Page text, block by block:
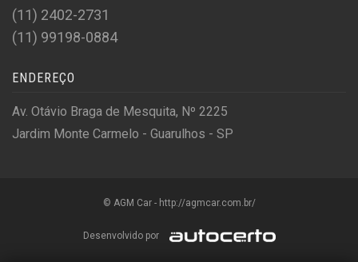
(11) 2402-2731
(11) 99198-0884
ENDEREÇO
Av. Otávio Braga de Mesquita, Nº 2225
Jardim Monte Carmelo - Guarulhos - SP
© AGM Car - http://agmcar.com.br/
Desenvolvido por